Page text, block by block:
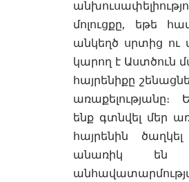
մոլուցքը, եթե
անկեղծ սրտից ու
կարող է Աստծուն
հայրենիքը
ենք գտնվել մեր
հայրենին
անառիկ են